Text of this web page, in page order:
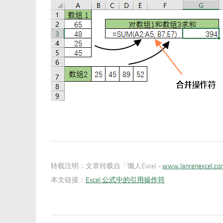
转载注明： 文章转载自「懒人Excel -
本文链接： Excel 公式中的引用操作符